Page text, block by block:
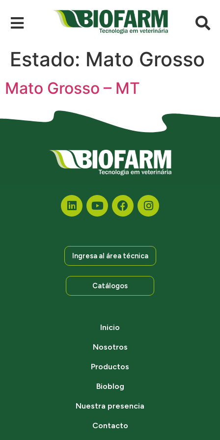
Estado: Mato Grosso
Mato Grosso – MT
Ingresa al área técnica
Catálogos
Inicio
Nosotros
Productos
Bioblog
Nuestra presencia
Contacto